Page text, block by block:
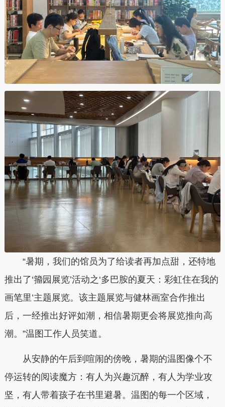
“暑期，我们的馆员为了给读者再加点甜，还特地
推出了‘籀园展览’活动之‘多巴胺的夏天：彩虹住在我的
画笔里’主题展览。该主题展览与健林画室合作推出
后，一经推出好评如潮，相信暑期更会将展览推向高
潮。”温图工作人员笑道。
从安静的午后到喧闹的傍晚，暑期的温图像个不
停运转的阅读魔方：有人为兴趣沉醉，有人为学业攻
坚，有人带着孩子在书里避暑。温图的每一个区域，